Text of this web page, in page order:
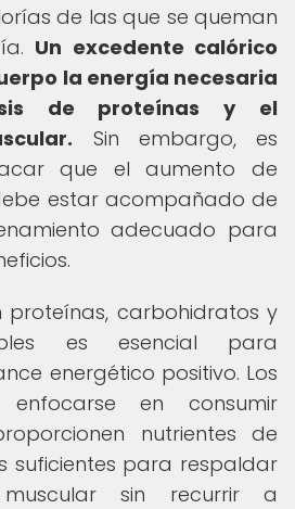
de las que se queman
Un excedente calórico
la energía necesaria
de proteínas y el
Sin embargo, es
que el aumento de
estar acompañado de
adecuado para
proteínas, carbohidratos y
es esencial para
energético positivo. Los
en consumir
nutrientes de
suficientes para respaldar
sin recurrir a